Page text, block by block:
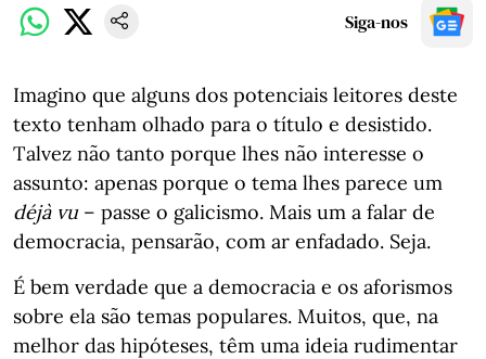
Siga-nos
Imagino que alguns dos potenciais leitores deste
texto tenham olhado para o título e desistido.
Talvez não tanto porque lhes não interesse o
assunto: apenas porque o tema lhes parece um
déjà vu– passe o galicismo. Mais um a falar de
democracia, pensarão, com ar enfadado. Seja.
É bem verdade que a democracia e os aforismos
sobre ela são temas populares. Muitos, que, na
melhor das hipóteses, têm uma ideia rudimentar